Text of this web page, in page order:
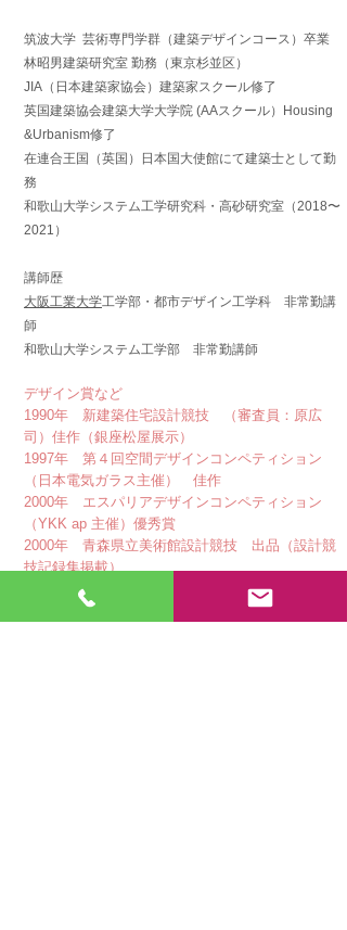
筑波大学 芸術専門学群（建築デザインコース）卒業
林昭男建築研究室 勤務（東京杉並区）
JIA（日本建築家協会）建築家スクール修了
英国建築協会建築大学大学院 (AAスクール）Housing
&Urbanism修了
在連合王国（英国）日本国大使館にて建築士として勤
務
和歌山大学システム工学研究科・高砂研究室（2018〜
2021）
講師歴
大阪工業大学工学部・都市デザイン工学科 非常勤講
師
和歌山大学システム工学部 非常勤講師
デザイン賞など
1990年 新建築住宅設計競技 （審査員：原広
司）佳作（銀座松屋展示）
1997年 第４回空間デザインコンペティション
（日本電気ガラス主催） 佳作
​2000年 エスパリアデザインコンペティション
（YKK ap 主催）優秀賞
2000年 青森県立美術館設計競技 出品（設計競
技記録集掲載）
2017年 第30回日経ニューオフィス賞 近畿ブロッ
ク奨励賞（クオリティソフト本社）